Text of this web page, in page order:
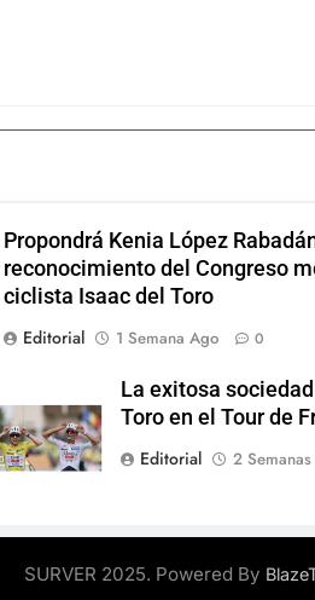
Propondrá Kenia López
reconocimiento del Congreso
ciclista Isaac del Toro
Editorial
1 Semana Ago 0
La exitosa sociedad
Toro en el Tour de
Editorial
2
SURVER 2025. Powered By